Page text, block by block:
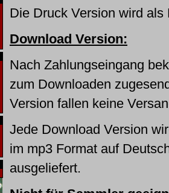
Die Druck Version wird als
Download Version:
Nach Zahlungseingang
zum Downloaden
Version fallen keine
Jede Download Version
im mp3 Format auf
ausgeliefert.